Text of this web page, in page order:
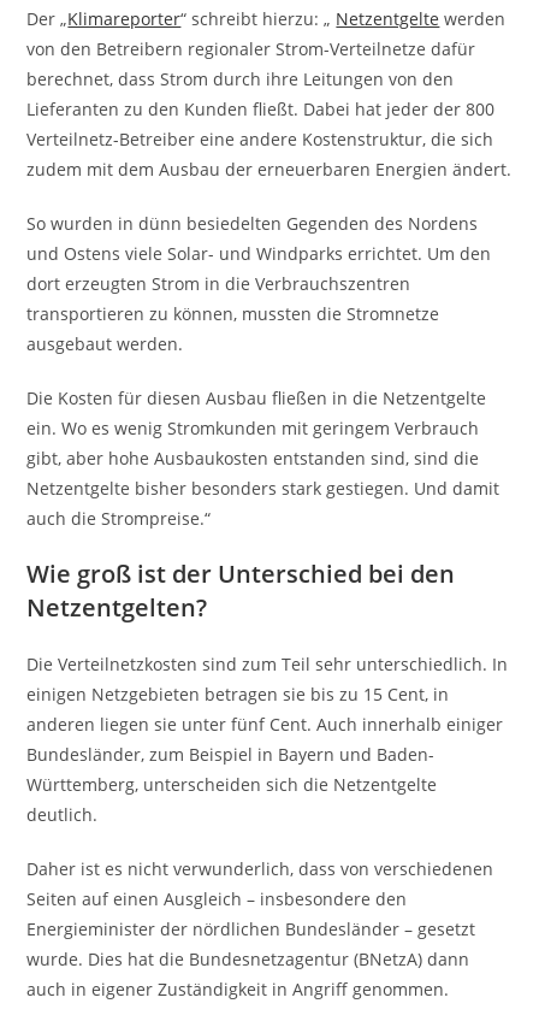
Der „Klimareporter“ schreibt hierzu: „ Netzentgelte werden
von den Betreibern regionaler Strom-Verteilnetze dafür
berechnet, dass Strom durch ihre Leitungen von den
Lieferanten zu den Kunden fließt. Dabei hat jeder der 800
Verteilnetz-Betreiber eine andere Kostenstruktur, die sich
zudem mit dem Ausbau der erneuerbaren Energien ändert.
So wurden in dünn besiedelten Gegenden des Nordens
und Ostens viele Solar- und Windparks errichtet. Um den
dort erzeugten Strom in die Verbrauchszentren
transportieren zu können, mussten die Stromnetze
ausgebaut werden.
Die Kosten für diesen Ausbau fließen in die Netzentgelte
ein. Wo es wenig Stromkunden mit geringem Verbrauch
gibt, aber hohe Ausbaukosten entstanden sind, sind die
Netzentgelte bisher besonders stark gestiegen. Und damit
auch die Strompreise.“
Wie groß ist der Unterschied bei den
Netzentgelten?
Die Verteilnetzkosten sind zum Teil sehr unterschiedlich. In
einigen Netzgebieten betragen sie bis zu 15 Cent, in
anderen liegen sie unter fünf Cent. Auch innerhalb einiger
Bundesländer, zum Beispiel in Bayern und Baden-
Württemberg, unterscheiden sich die Netzentgelte
deutlich.
Daher ist es nicht verwunderlich, dass von verschiedenen
Seiten auf einen Ausgleich – insbesondere den
Energieminister der nördlichen Bundesländer – gesetzt
wurde. Dies hat die Bundesnetzagentur (BNetzA) dann
auch in eigener Zuständigkeit in Angriff genommen.